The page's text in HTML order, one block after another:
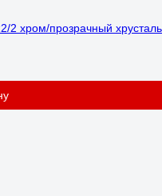
2 хром/прозрачный хрусталь